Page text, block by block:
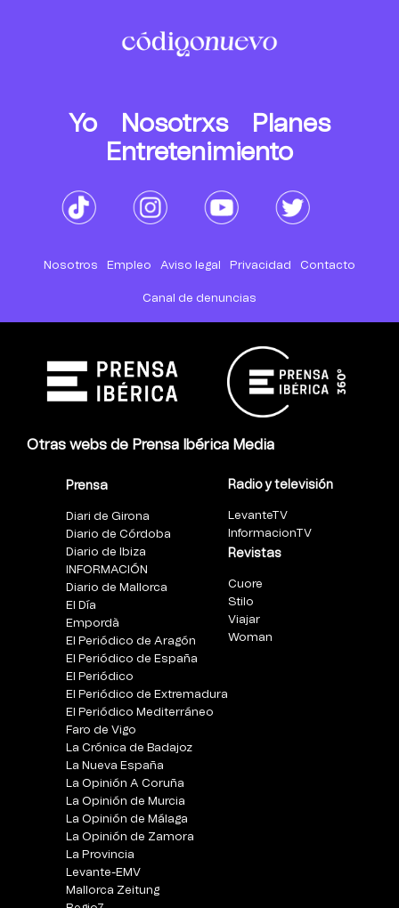
Yo Nosotrxs
Planes
Entretenimiento
Nosotros Empleo Aviso legal Privacidad Contacto
Canal de denuncias
Otras webs de Prensa Ibérica Media
Prensa
Diari de Girona
Diario de Córdoba
Diario de Ibiza
INFORMACIÓN
Diario de Mallorca
El Día
Empordà
El Periódico de Aragón
El Periódico de España
El Periódico
El Periódico de Extremadura
El Periódico Mediterráneo
Faro de Vigo
La Crónica de Badajoz
La Nueva España
La Opinión A Coruña
La Opinión de Murcia
La Opinión de Málaga
La Opinión de Zamora
La Provincia
Levante-EMV
Mallorca Zeitung
Radio y televisión
LevanteTV
InformacionTV
Revistas
Cuore
Stilo
Viajar
Woman